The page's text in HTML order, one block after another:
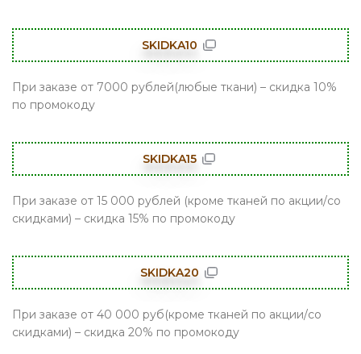
SKIDKA10
При заказе от 7000 рублей(любые ткани) – скидка 10%
по промокоду
SKIDKA15
При заказе от 15 000 рублей (кроме тканей по акции/со
скидками) – скидка 15% по промокоду
SKIDKA20
При заказе от 40 000 руб(кроме тканей по акции/со
скидками) – скидка 20% по промокоду